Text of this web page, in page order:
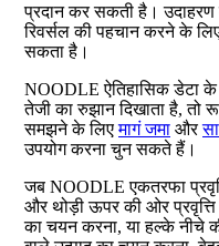
प्रदान कर सकती है।
रिवर्सल की पहचान करने के
सकता है।
NOODLE ऐतिहासिक डेटा
तेजी का रुझान दिखाता है, तो
समझने के लिएमागं जमा और
उपयोग करना चुन सकते हैं।
जब NOODLE एकतरफा
और थोड़ी ऊपर की ओर
का चयन करना, या हल्के नीचे